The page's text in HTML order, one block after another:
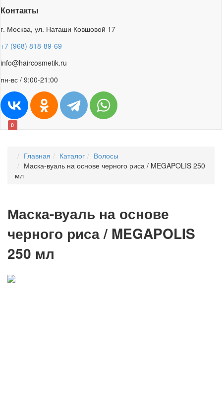
Контакты
г. Москва, ул. Наташи Ковшовой 17
+7 (968) 818-89-69
info@haircosmetik.ru
пн-вс / 9:00-21:00
0
Главная Каталог
Волосы
Маска-вуаль на основе черного риса / MEGAPOLIS 250
мл
Маска-вуаль на основе
черного риса / MEGAPOLIS
250 мл